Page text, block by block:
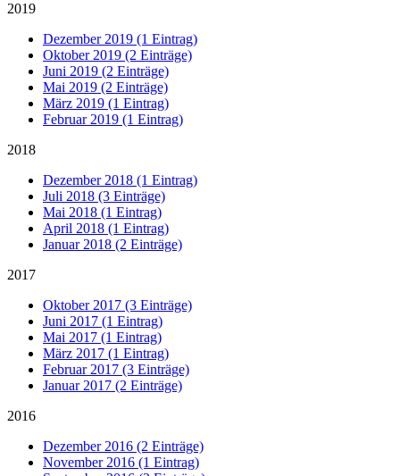
2019
Dezember 2019 (1 Eintrag)
Oktober 2019 (2 Einträge)
Juni 2019 (2 Einträge)
Mai 2019 (2 Einträge)
März 2019 (1 Eintrag)
Februar 2019 (1 Eintrag)
2018
Dezember 2018 (1 Eintrag)
Juli 2018 (3 Einträge)
Mai 2018 (1 Eintrag)
April 2018 (1 Eintrag)
Januar 2018 (2 Einträge)
2017
Oktober 2017 (3 Einträge)
Juni 2017 (1 Eintrag)
Mai 2017 (1 Eintrag)
März 2017 (1 Eintrag)
Februar 2017 (3 Einträge)
Januar 2017 (2 Einträge)
2016
Dezember 2016 (2 Einträge)
November 2016 (1 Eintrag)